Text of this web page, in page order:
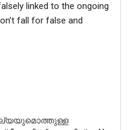
linked to the ongoing
fall for false and